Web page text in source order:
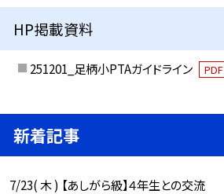
HP掲載資料
251201_足柄小PTAガイドライン PDF
新着記事
7/23( 木 ) 【あしがら級】４年生との交流